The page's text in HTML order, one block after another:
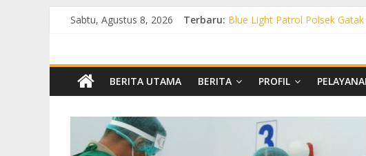
Sabtu, Agustus 8, 2026 Terbaru: Blue Light Patrol Polsek
Patroli Blue Light Polsek
Blue Light Patrol Polsek
BERITA UTAMA BERITA PROFIL